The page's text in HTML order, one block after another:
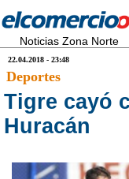
Noticias Zona Norte
22.04.2018 - 23:48
Deportes
Tigre cayó
Huracán